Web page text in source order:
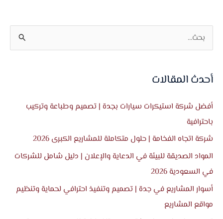
ل
ح
ث
أحدث المقالات
أفضل شركة استيكرات سيارات بجدة | تصميم وطباعة وتركيب
باحترافية
شركة اتجاه الفخامة | حلول متكاملة للمشاريع الكبرى 2026
المواد الصديقة للبيئة في الدعاية والإعلان | دليل شامل للشركات
في السعودية 2026
أسوار المشاريع في جدة | تصميم وتنفيذ احترافي لحماية وتنظيم
مواقع المشاريع